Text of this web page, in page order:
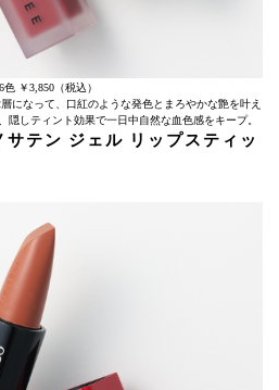
￥3,850（税込）
になって、口紅のような発色とまろやかな艶を叶え
しティント効果で一日中自然な血色感をキープ。
テン ジェル リップスティッ